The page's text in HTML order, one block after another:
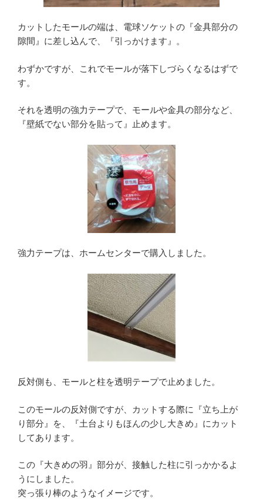
カットしたモールの端は、電球ソケットの『金具部分の
隙間』に差し込んで、『引っかけます』。
わずかですが、これでモールが落下しづらくなるはずで
す。
それを透明の強力テープで、モールや金具の部分など、
『壁紙でない部分を貼って』止めます。
強力テープは、ホームセンターで購入しました。
反対側も、モールと柱を透明テープで止めました。
このモールの反対側ですが、カットする際に『立ち上が
り部分』を、『土台よりもほんの少し大きめ』にカット
してあります。
この『大きめの羽』部分が、接触した柱に引っかかるよ
うにしました。
突っ張り棒のようなイメージです。